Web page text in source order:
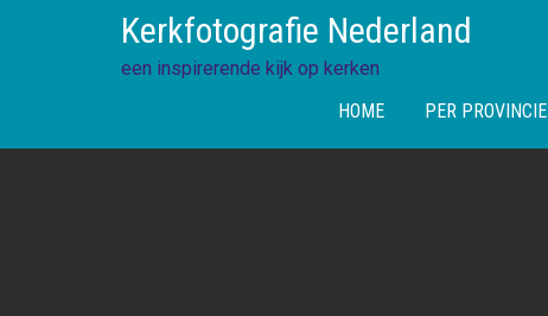
Kerkfotografie Nederland
een inspirerende kijk op kerken
HOME
PER PROVINCIE